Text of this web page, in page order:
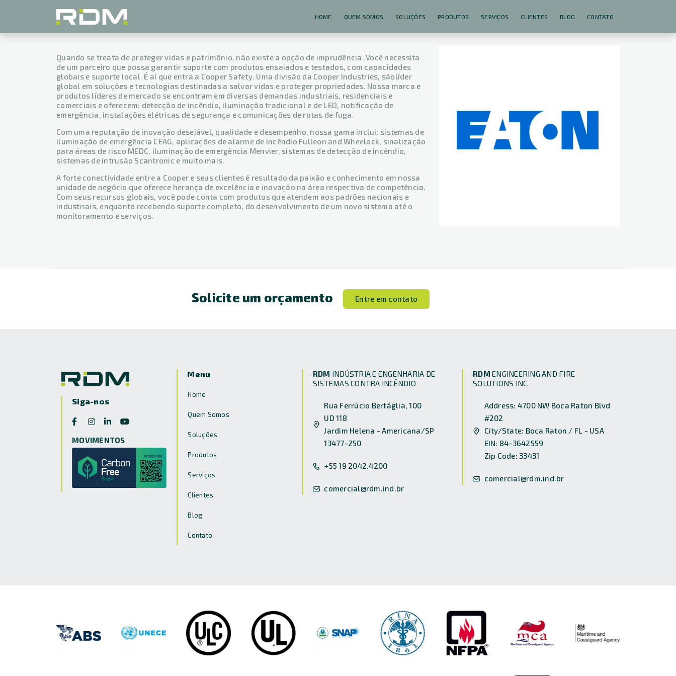
HOME QUEM SOMOS SOLUÇÕES PRODUTOS SERVIÇOS CLIENTES BLOG CONTATO
Início »Eaton
Quando se treata de proteger vidas e patrimônio, não existe a opção de imprudência. Você necessita
de um parceiro que possa garantir suporte com produtos ensaiados e testados, com capacidades
globais e suporte local. É aí que entra a Cooper Safety. Uma divisão da Cooper Industries, sãolíder
global em soluções e tecnologias destinadas a salvar vidas e proteger propriedades. Nossa marca e
produtos líderes de mercado se encontram em diversas demandas industriais, residenciais e
comerciais e oferecem: detecção de incêndio, iluminação tradicional e de LED, notificação de
emergência, instalações elétricas de segurança e comunicações de rotas de fuga.
Com uma reputação de inovação desejável, qualidade e desempenho, nossa gama inclui: sistemas de
iluminação de emergência CEAG, aplicações de alarme de incêndio Fulleon and Wheelock, sinalização
para áreas de risco MEDC, iluminação de emergência Menvier, sistemas de detecção de incêndio,
sistemas de intrusão Scantronic e muito mais.
A forte conectividade entre a Cooper e seus clientes é resultado da paixão e conhecimento em nossa
unidade de negócio que oferece herança de excelência e inovação na área respectiva de competência.
Com seus recursos globais, você pode conta com produtos que atendem aos padrões nacionais e
industriais, enquanto recebendo suporte completo, do desenvolvimento de um novo sistema até o
monitoramento e serviços.
Solicite um orçamento Entre em contato
Siga-nos
MOVIMENTOS
Menu
Home
Quem Somos
Soluções
Produtos
Serviços
Clientes
Blog
Contato
RDM INDÚSTRIA E ENGENHARIA DE
SISTEMAS CONTRA INCÊNDIO
Rua Ferrúcio Bertáglia, 100
UD 118
Jardim Helena - Americana/SP
13477-250
+55 19 2042.4200
comercial@rdm.ind.br
RDM ENGINEERING AND FIRE
SOLUTIONS INC.
Address: 4700 NW Boca Raton Blvd
#202
City/State: Boca Raton / FL - USA
EIN: 84-3642559
Zip Code: 33431
comercial@rdm.ind.br